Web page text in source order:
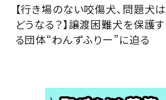
【行き場のない咬傷犬、問題犬は
どうなる？】譲渡困難犬を保護す
る団体“わんずふりー”に迫る